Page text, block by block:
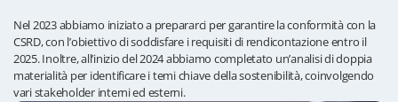
Nel 2023 abbiamo iniziato a prepararci per garantire la conformità con la
CSRD, con l’obiettivo di soddisfare i requisiti di rendicontazione entro il
2025. Inoltre, all’inizio del 2024 abbiamo completato un’analisi di doppia
materialità per identificare i temi chiave della sostenibilità, coinvolgendo
vari stakeholder interni ed esterni.